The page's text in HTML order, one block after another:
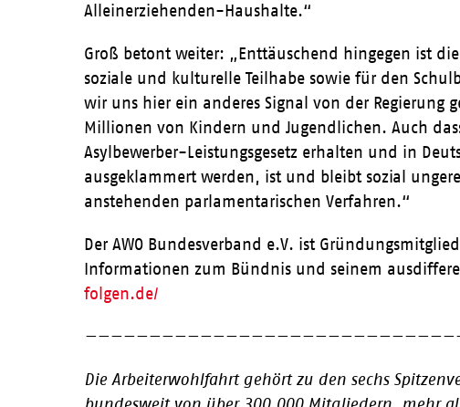
Alleinerziehenden-Haushalte.“
Groß betont weiter: „Enttäuschend hingegen ist
soziale und kulturelle Teilhabe sowie für den
wir uns hier ein anderes Signal von der Regierung
Millionen von Kindern und Jugendlichen. Auch
Asylbewerber-Leistungsgesetz erhalten und in
ausgeklammert werden, ist und bleibt sozial
anstehenden parlamentarischen Verfahren.“
Der AWO Bundesverband e.V. ist Gründungsmitglied
Informationen zum Bündnis und seinem
folgen.de/
Die Arbeiterwohlfahrt gehört zu den sechs